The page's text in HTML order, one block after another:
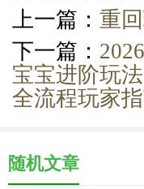
上一篇： 重
下一篇：
宝宝进阶玩
全流程玩家
随机文章